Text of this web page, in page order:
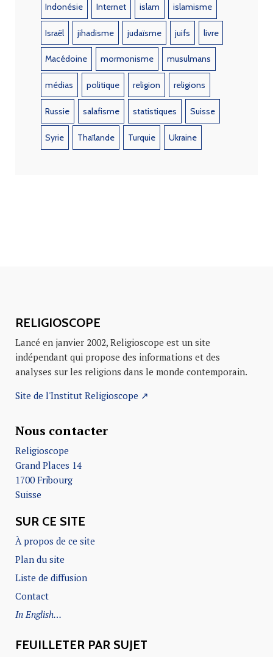
Indonésie Internet islam islamisme
Israël jihadisme judaïsme juifs livre
Macédoine mormonisme musulmans
médias politique religion religions
Russie salafisme statistiques Suisse
Syrie Thaïlande Turquie Ukraine
RELIGIOSCOPE
Lancé en janvier 2002, Religioscope est un site
indépendant qui propose des informations et des
analyses sur les religions dans le monde contemporain.
Site de l'Institut Religioscope ↗
Nous contacter
Religioscope
Grand Places 14
1700 Fribourg
Suisse
SUR CE SITE
À propos de ce site
Plan du site
Liste de diffusion
Contact
In English…
FEUILLETER PAR SUJET